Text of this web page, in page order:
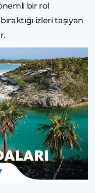
bir rol
izleri taşıyan